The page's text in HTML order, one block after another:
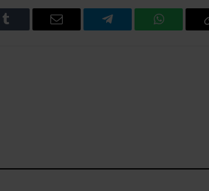
Tumblr Email Telegram